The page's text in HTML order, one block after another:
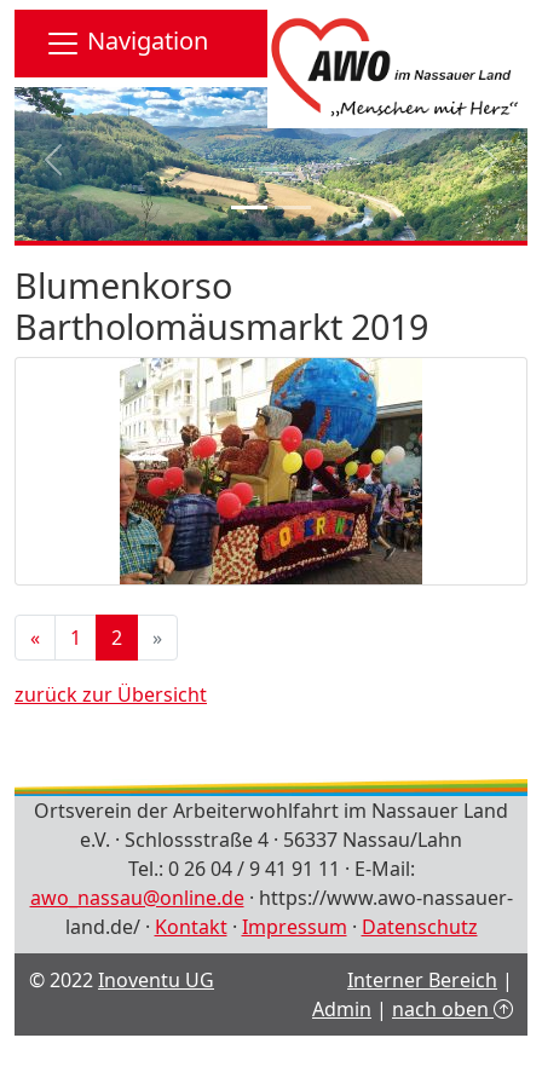
Navigation
Vorheriges Bild
Blumenkorso
Bartholomäusmarkt 2019
« 1 2 »
zurück zur Übersicht
Ortsverein der Arbeiterwohlfahrt im Nassauer Land
e.V. · Schlossstraße 4 · 56337 Nassau/Lahn
Tel.: 0 26 04 / 9 41 91 11 · E-Mail:
awo_nassau@online.de· https://www.awo-nassauer-
land.de/ · Kontakt· Impressum · Datenschutz
© 2022Inoventu UG Interner Bereich |
Admin | nach oben